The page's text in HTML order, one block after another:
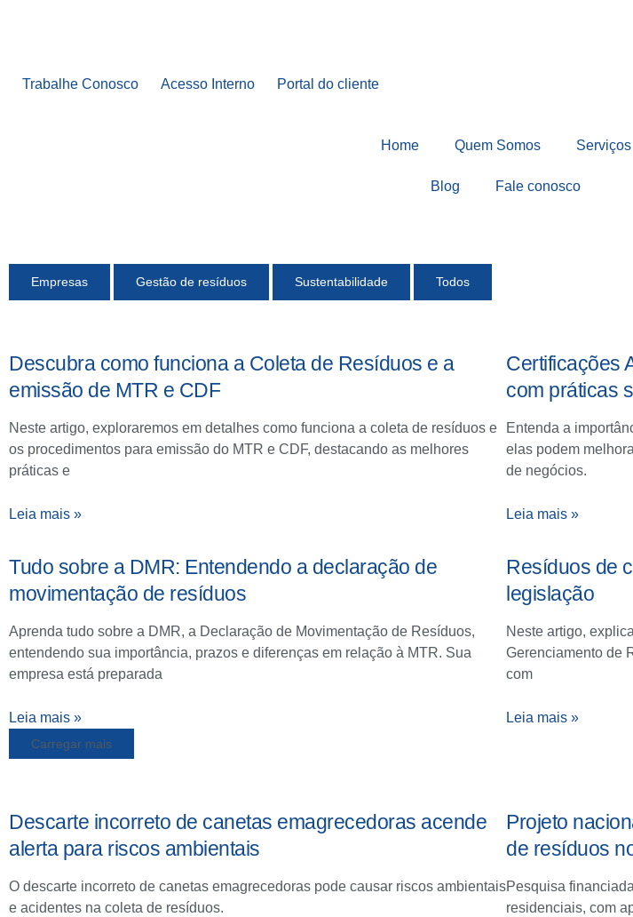
Trabalhe Conosco Acesso Interno Portal do cliente
Home Quem Somos Serviços
Blog Fale conosco
Empresas Gestão de resíduos Sustentabilidade Todos
Descubra como funciona a Coleta de Resíduos e a
emissão de MTR e CDF
Neste artigo, exploraremos em detalhes como funciona a coleta de resíduos e
os procedimentos para emissão do MTR e CDF, destacando as melhores
práticas e
Leia mais »
Certificações
com práticas
Entenda a
elas podem
de negócios.
Leia mais »
Tudo sobre a DMR: Entendendo a declaração de
movimentação de resíduos
Aprenda tudo sobre a DMR, a Declaração de Movimentação de Resíduos,
entendendo sua importância, prazos e diferenças em relação à MTR. Sua
empresa está preparada
Leia mais »
Resíduos de
legislação
Neste artigo,
Gerenciamento de
com
Leia mais »
Carregar mais
Descarte incorreto de canetas emagrecedoras acende
alerta para riscos ambientais
O descarte incorreto de canetas emagrecedoras pode causar riscos ambientais
e acidentes na coleta de resíduos.
Projeto
de resíduos
Pesquisa
residenciais, com